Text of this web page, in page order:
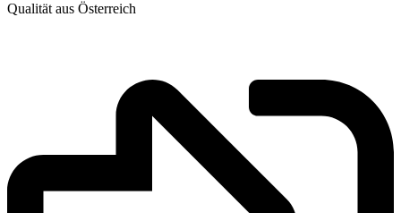
Qualität aus Österreich